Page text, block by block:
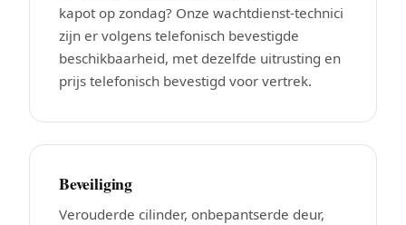
kapot op zondag? Onze wachtdienst-technici
zijn er volgens telefonisch bevestigde
beschikbaarheid, met dezelfde uitrusting en
prijs telefonisch bevestigd voor vertrek.
Beveiliging
Verouderde cilinder, onbepantserde deur,